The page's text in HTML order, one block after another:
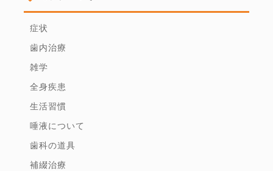
症状
歯内治療
雑学
全身疾患
生活習慣
唾液について
歯科の道具
補綴治療